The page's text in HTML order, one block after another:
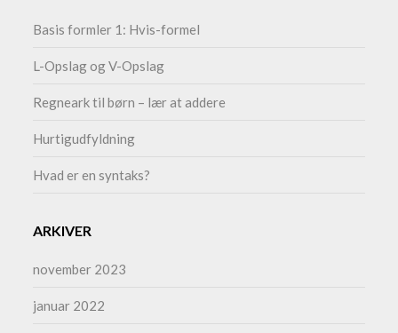
Basis formler 1: Hvis-formel
L-Opslag og V-Opslag
Regneark til børn – lær at addere
Hurtigudfyldning
Hvad er en syntaks?
ARKIVER
november 2023
januar 2022